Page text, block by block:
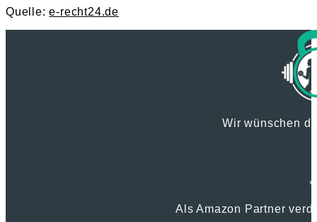
Quelle:e-recht24.de
Wir wünschen
*
Als Amazon Partner